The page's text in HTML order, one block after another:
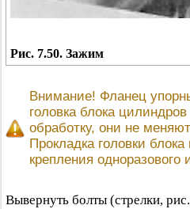
Рис. 7.50. Зажим
Внимание! Фланец
головка блока
обработку, они не
Прокладка головки
крепления одноразового
Вывернуть болты (стрелки,